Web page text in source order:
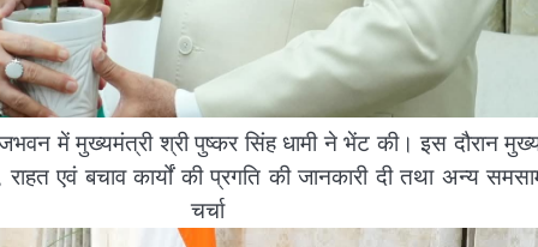
में मुख्यमंत्री श्री पुष्कर सिंह धामी ने भेंट की। इस दौरान
एवं बचाव कार्यों की प्रगति की जानकारी दी तथा अन्य
चर्चा